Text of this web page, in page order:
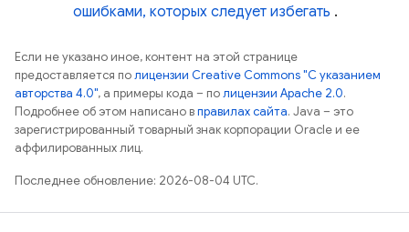
ошибками, которых следует избегать .
Если не указано иное, контент на этой странице
предоставляется полицензии Creative Commons "С указанием
авторства 4.0", а примеры кода – полицензии Apache 2.0.
Подробнее об этом написано вправилах сайта. Java – это
зарегистрированный товарный знак корпорации Oracle и ее
аффилированных лиц.
Последнее обновление: 2026-08-04 UTC.